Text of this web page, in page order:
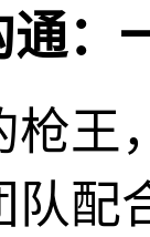
：
王
队配